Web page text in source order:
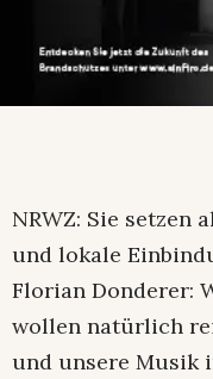
NRWZ: Sie setzen
und lokale
Florian Donderer:
wollen natürlich
und unsere Musik